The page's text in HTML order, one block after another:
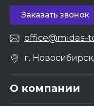
Заказать звонок
office@midas-
г.
О компании